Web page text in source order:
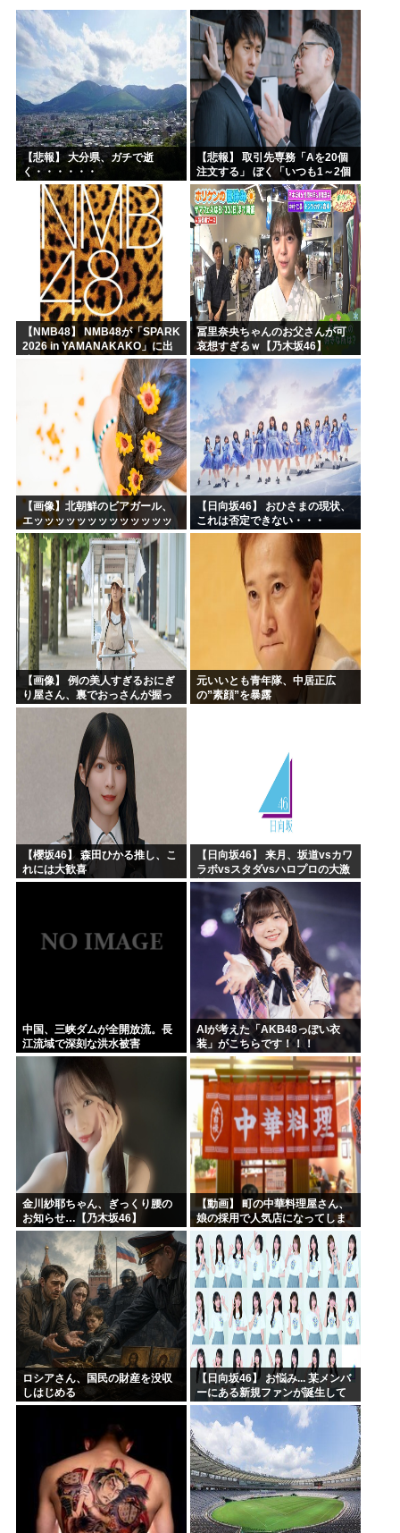
小泉防衛大臣、高市早苗の被災地訪問PVに張り合うかのよう...
韓国人「韓国人が日本のラーメンについて勘違いしていること...
生成AIのイラストを使ってTCG作ってる??
【悲報】 大分県、ガチで逝
く・・・・・・
【悲報】 取引先専務「Aを20個
注文する」 ぼく「いつも1～2個
しか使わないけど本当に20であ
ってる？」 取専「あってる」→
結果『こう』なったんだが...
【NMB48】 NMB48が「SPARK
2026 in YAMANAKAKO」に出
冨里奈央ちゃんのお父さんが可
哀想すぎるｗ【乃木坂46】
【画像】北朝鮮のビアガール、
エッッッッッッッッッッッッッ
ッッッッ！
【日向坂46】 おひさまの現状、
これは否定できない・・・
【画像】 例の美人すぎるおにぎ
り屋さん、裏でおっさんが握っ
ていたｗｗｗｗｗｗｗｗｗｗｗ
元いいとも青年隊、中居正広
の”素顔”を暴露
【櫻坂46】 森田ひかる推し、こ
れには大歓喜
【日向坂46】 来月、坂道vsカワ
ラボvsスタダvsハロプロの大激
戦
中国、三峡ダムが全開放流。長
江流域で深刻な洪水被害
AIが考えた「AKB48っぽい衣
装」がこちらです！！！
金川紗耶ちゃん、ぎっくり腰の
お知らせ…【乃木坂46】
【動画】 町の中華料理屋さん、
娘の採用で人気店になってしま
う
ロシアさん、国民の財産を没収
しはじめる
【日向坂46】 お悩み... 某メンバ
ーにある新規ファンが誕生して
いた